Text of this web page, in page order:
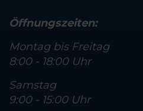
Öffnungszeiten:
Montag bis Freitag
8:00 - 18:00 Uhr
Samstag
9:00 - 15:00 Uhr